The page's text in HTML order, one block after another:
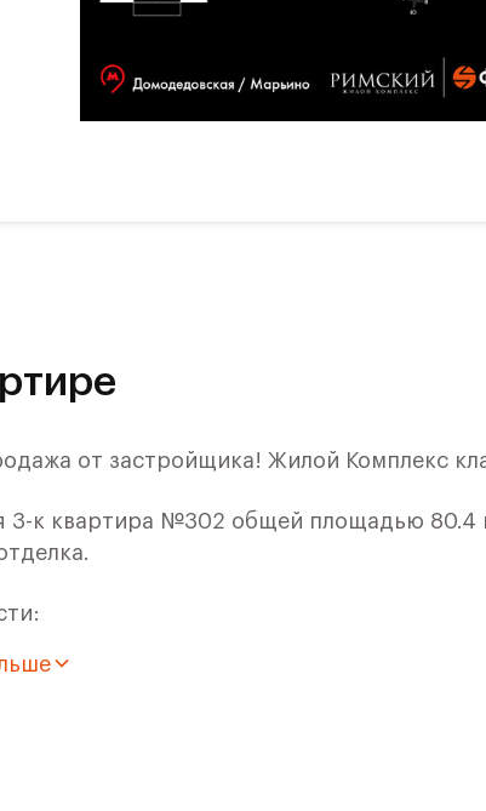
от застройщика! Жилой Комплекс
3-к квартира №302 общей площадью 80.4
с увеличенным числом окон. Максимум